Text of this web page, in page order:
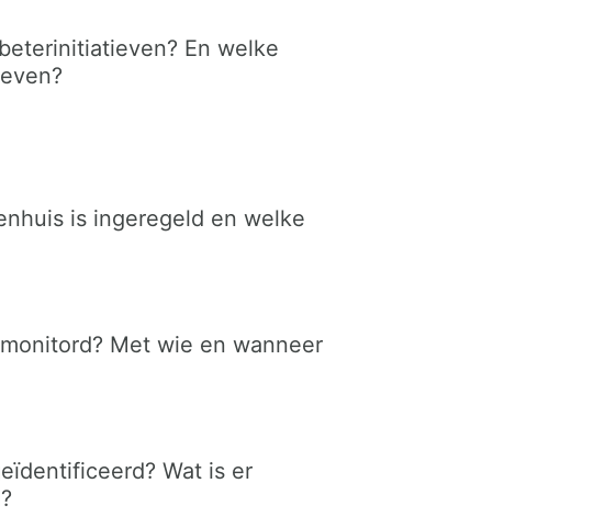
En welke
is ingeregeld en welke
Met wie en wanneer
Wat is er